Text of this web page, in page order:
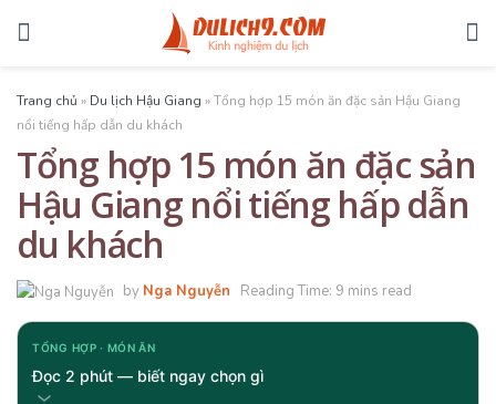
Trang chủ » Du lịch Hậu Giang »Tổng hợp 15 món ăn đặc sản Hậu Giang
nổi tiếng hấp dẫn du khách
Tổng hợp 15 món ăn đặc sản
Hậu Giang nổi tiếng hấp dẫn
du khách
by Nga Nguyễn Reading Time: 9 mins read
TỔNG HỢP · MÓN ĂN
Đọc 2 phút — biết ngay chọn gì